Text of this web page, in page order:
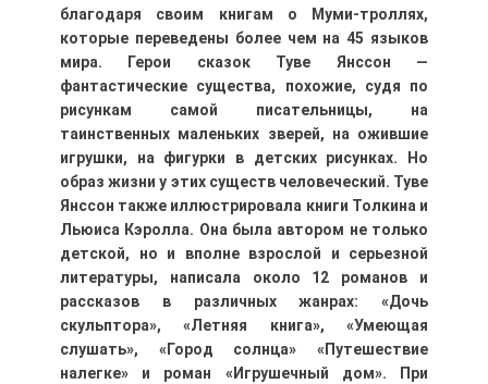
благодаря своим книгам о Муми-троллях,
которые переведены более чем на 45 языков
мира. Герои сказок Туве Янссон —
фантастические существа, похожие, судя по
рисункам самой писательницы, на
таинственных маленьких зверей, на ожившие
игрушки, на фигурки в детских рисунках. Но
образ жизни у этих существ человеческий. Туве
Янссон также иллюстрировала книги Толкина и
Льюиса Кэролла. Она была автором не только
детской, но и вполне взрослой и серьезной
литературы, написала около 12 романов и
рассказов в различных жанрах: «Дочь
скульптора», «Летняя книга», «Умеющая
слушать», «Город солнца» «Путешествие
налегке» и роман «Игрушечный дом». При